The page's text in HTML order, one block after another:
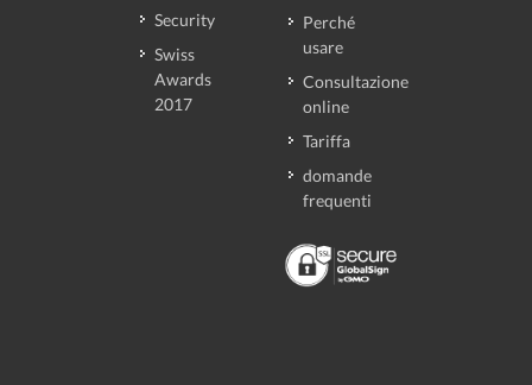
Security
Swiss
Awards
2017
Perché
usare
Consultazione
online
Tariffa
domande
frequenti